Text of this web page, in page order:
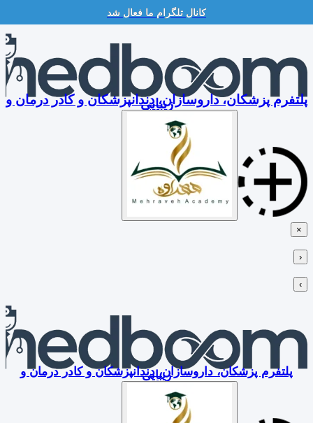
کانال تلگرام ما فعال شد
Skip
content
پلتفرم پزشکان، داروسازان، دندانپزشکان و کادر درمان و
زیبایی
×
‹
›
پلتفرم پزشکان، داروسازان، دندانپزشکان و کادر درمان و
زیبایی